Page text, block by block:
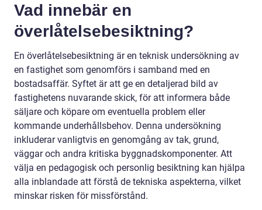
Vad innebär en
överlåtelsebesiktning?
En överlåtelsebesiktning är en teknisk undersökning av
en fastighet som genomförs i samband med en
bostadsaffär. Syftet är att ge en detaljerad bild av
fastighetens nuvarande skick, för att informera både
säljare och köpare om eventuella problem eller
kommande underhållsbehov. Denna undersökning
inkluderar vanligtvis en genomgång av tak, grund,
väggar och andra kritiska byggnadskomponenter. Att
välja en pedagogisk och personlig besiktning kan hjälpa
alla inblandade att förstå de tekniska aspekterna, vilket
minskar risken för missförstånd.